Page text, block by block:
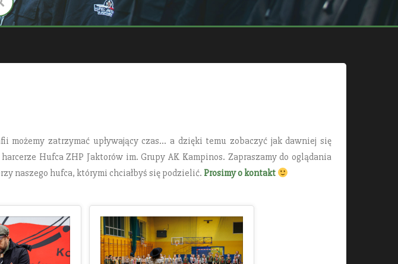
możemy zatrzymać upływający czas… a dzięki temu zobaczyć jak dawniej się
Hufca ZHP Jaktorów im. Grupy AK Kampinos. Zapraszamy do oglądania
naszego hufca, którymi chciałbyś się podzielić. Prosimy o kontakt